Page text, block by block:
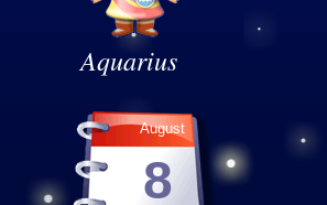
Aquarius
August
8